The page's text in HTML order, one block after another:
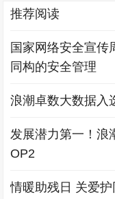
推荐阅读
国家网络安全宣传
同构的安全管理
浪潮卓数大数据入
发展潜力第一！浪
OP2
情暖助残日 关爱